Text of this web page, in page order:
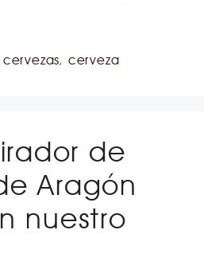
, cerveza
de
Aragón
nuestro